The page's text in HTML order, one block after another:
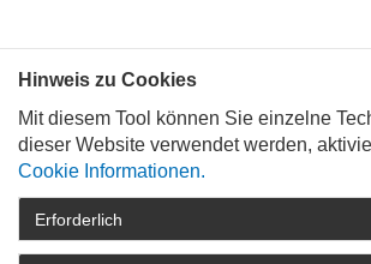
STARTSEITE
ARCHITEKTUR
Hinweis zu Cookies
Mit diesem Tool können Sie einzelne
dieser Website verwendet werden,
Cookie Informationen.
Erforderlich